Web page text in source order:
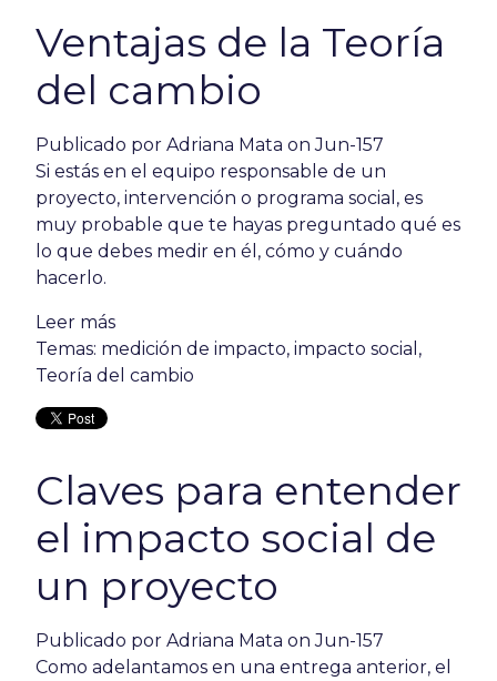
Ventajas de la Teoría
del cambio
Publicado por Adriana Mata on Jun-157
Si estás en el equipo responsable de un
proyecto, intervención o programa social, es
muy probable que te hayas preguntado qué es
lo que debes medir en él, cómo y cuándo
hacerlo.
Leer más
Temas: medición de impacto, impacto social ,
Teoría del cambio
Claves para entender
el impacto social de
un proyecto
Publicado por Adriana Mata on Jun-157
Como adelantamos en una entrega anterior, el